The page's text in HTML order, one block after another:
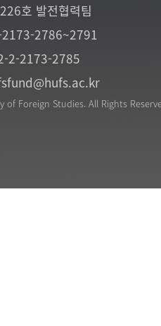
호 발전협력팀
2786~2791
2-2173-2785
Foreign Studies. All Rights